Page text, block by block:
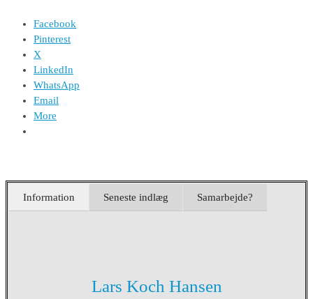
Facebook
Pinterest
X
LinkedIn
WhatsApp
Email
More
Information Seneste indlæg Samarbejde?
Lars Koch Hansen